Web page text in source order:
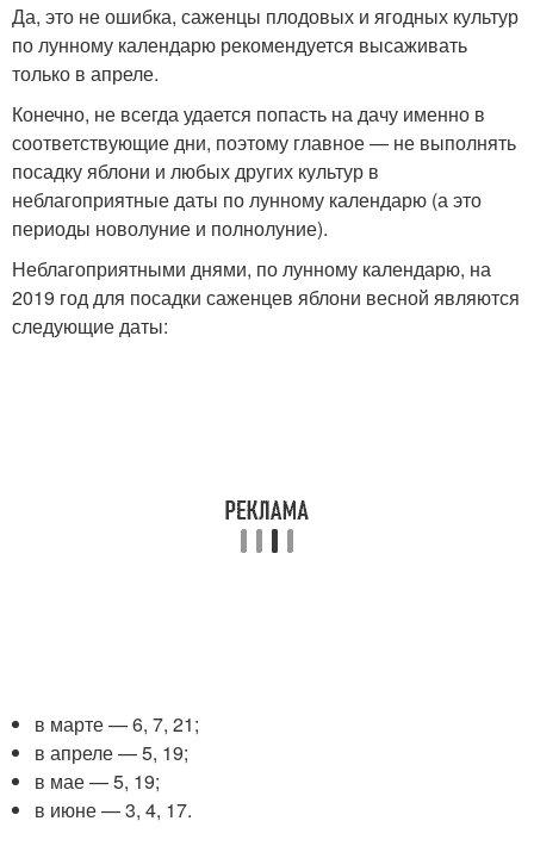
Да, это не ошибка, саженцы плодовых и ягодных культур
по лунному календарю рекомендуется высаживать
только в апреле.
Конечно, не всегда удается попасть на дачу именно в
соответствующие дни, поэтому главное — не выполнять
посадку яблони и любых других культур в
неблагоприятные даты по лунному календарю (а это
периоды новолуние и полнолуние).
Неблагоприятными днями, по лунному календарю, на
2019 год для посадки саженцев яблони весной являются
следующие даты:
в марте — 6, 7, 21;
в апреле — 5, 19;
в мае — 5, 19;
в июне — 3, 4, 17.